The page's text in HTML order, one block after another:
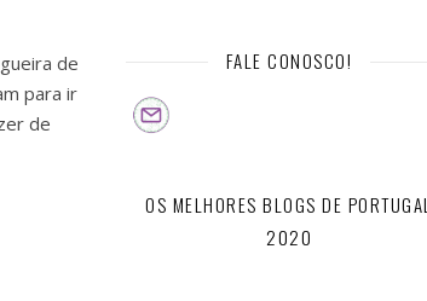
de
para ir
de
FALE CONOSCO!
OS MELHORES BLOGS DE PORTUGAL
2020